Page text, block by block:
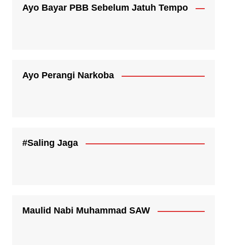
Ayo Bayar PBB Sebelum Jatuh Tempo
Ayo Perangi Narkoba
#Saling Jaga
Maulid Nabi Muhammad SAW